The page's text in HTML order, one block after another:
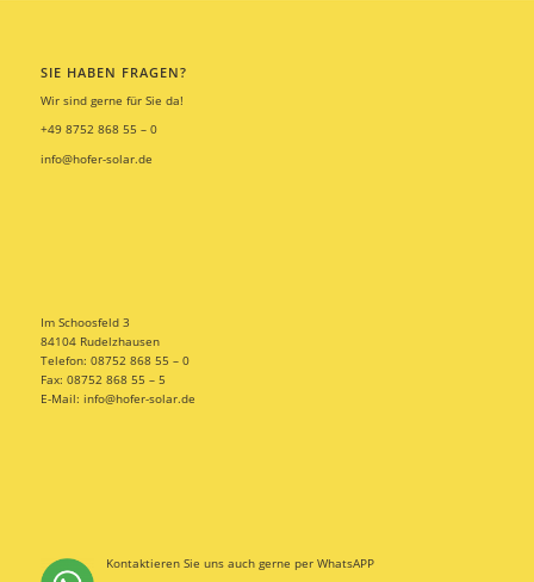
SIE HABEN FRAGEN?
Wir sind gerne für Sie da!
+49 8752 868 55 – 0
info@hofer-solar.de
Im Schoosfeld 3
84104 Rudelzhausen
Telefon: 08752 868 55 – 0
Fax: 08752 868 55 – 5
E-Mail: info@hofer-solar.de
Kontaktieren Sie uns auch gerne per WhatsAPP